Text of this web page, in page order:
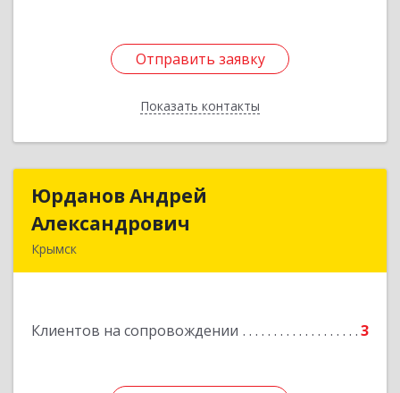
Отправить заявку
Показать контакты
Отправить заявку
Назад
Юрданов Андрей
Александрович
Крымск
Клиентов на сопровождении 3
Юрданов Андрей
Подробнее